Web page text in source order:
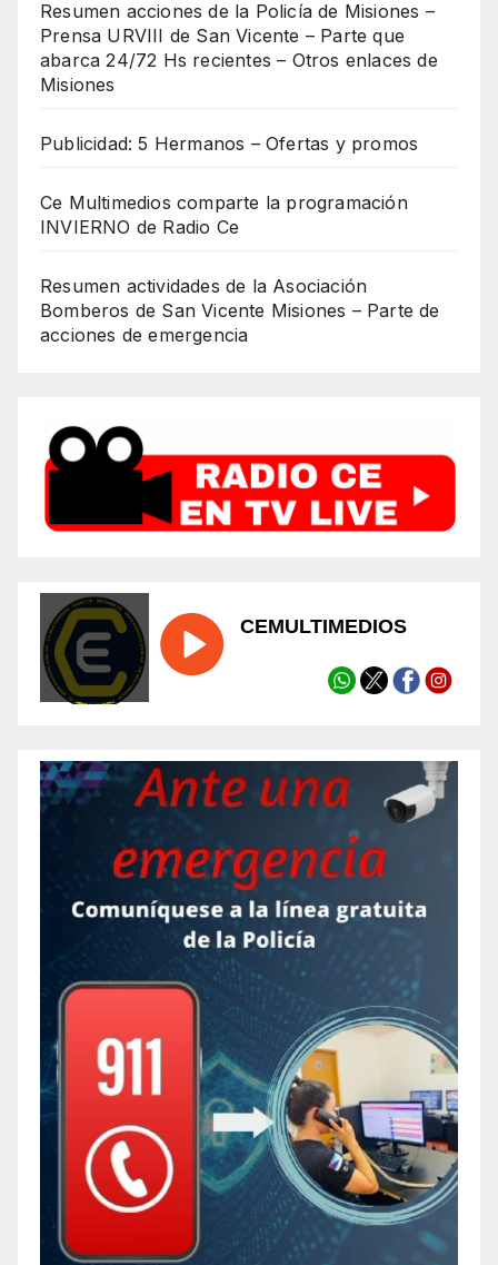
Resumen acciones de la Policía de Misiones –
Prensa URVIII de San Vicente – Parte que
abarca 24/72 Hs recientes – Otros enlaces de
Misiones
Publicidad: 5 Hermanos – Ofertas y promos
Ce Multimedios comparte la programación
INVIERNO de Radio Ce
Resumen actividades de la Asociación
Bomberos de San Vicente Misiones – Parte de
acciones de emergencia